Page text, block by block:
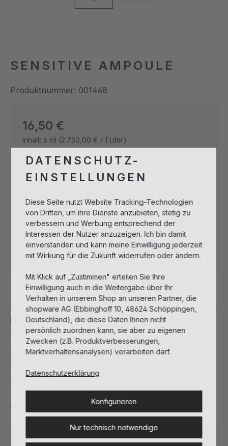
SENSITIVE AMPOULE
Produktnummer: 001468
Regulärer Preis:
16,50 €
Inhalt: 6 ml (2.750,00 € / 1 Liter)
Produkt Anzahl: Gib den
In den Warenkorb
Sofort verfügbar, Lieferzeit: 1-3 Tage
Beschreibung
Beruhigendes Serumkonzentrat für empfindliche und
irritierte Haut (Juckreiz, Rötungen, oberflächige
Entzündungserscheinungen), sehr gut geeignet für
Neurodermitis und Psoriasis. Enthaltene Peptide
setzen die Hautempfindlichkeit gegenüber äußeren
Reizen wie UV-Strahlung deutlich herab. Ein
spezieller Haferextrakt sorgt für eine deutliche
Linderung von Rötungen und Juckreiz. Der Teint
erscheint ebenmäßig und klar.
Empfindliche Haut
DATENSCHUTZ-
EINSTELLUNGEN
Diese Seite nutzt Website Tracking-Technologien
von Dritten, um ihre Dienste anzubieten, stetig zu
verbessern und Werbung entsprechend der
Interessen der Nutzer anzuzeigen. Ich bin damit
einverstanden und kann meine Einwilligung jederzeit
mit Wirkung für die Zukunft widerrufen oder ändern.
Mit Klick auf „Zustimmen" erteilen Sie Ihre
Einwilligung auch in die Weitergabe über Ihr
Verhalten in unserem Shop an unseren Partner, die
shopware AG (Ebbinghoff 10, 48624 Schöppingen,
Deutschland), die diese Daten Ihnen nicht
persönlich zuordnen kann, sie aber zu eigenen
Zwecken (z.B. Produktverbesserungen,
Marktverhaltensanalysen) verarbeiten darf.
Datenschutzerklärung
Konfigurieren
Nur technisch notwendige